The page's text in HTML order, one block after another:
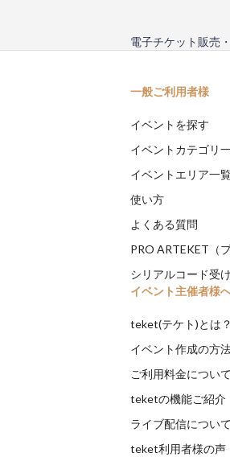
電子チケット販売
一般ご利用者様
イベントを探す
イベントカテゴリ
イベントエリア一
使い方
よくある質問
PRO ARTEKET（
シリアルコード受
イベント主催者様
teket(テケト)とは？
イベント作成の方
ご利用料金について
teketの機能ご紹介
ライブ配信について
teket利用者様の声